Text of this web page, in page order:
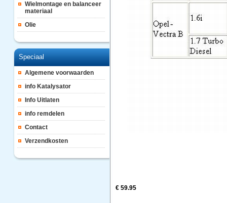
Wielmontage en balanceer
materiaal
Olie
Speciaal
Algemene voorwaarden
info Katalysator
Info Uitlaten
info remdelen
Contact
Verzendkosten
€ 59.95